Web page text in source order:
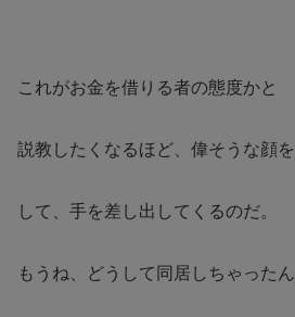
これがお金を借りる者の態度かと
説教したくなるほど、偉そうな顔を
して、手を差し出してくるのだ。
もうね、どうして同居しちゃったん